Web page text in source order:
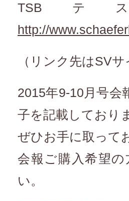
TSB
http://
（リンク先はSV
2015年9-10月号会
子を記載しており
ぜひお手に取って
会報ご購入希望
い。